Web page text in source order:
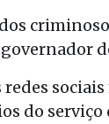
do serviço